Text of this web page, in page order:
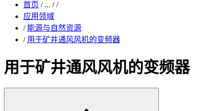
首页 /... / /
应用领域
/ 能源与自然资源
/ 用于矿井通风风机的变频器
用于矿井通风风机的变频器